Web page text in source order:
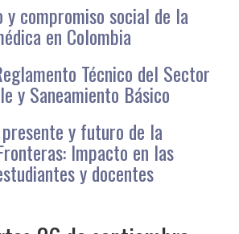
compromiso social de la
en Colombia
Técnico del Sector
y Saneamiento Básico
presente y futuro de la
Impacto en las
y docentes